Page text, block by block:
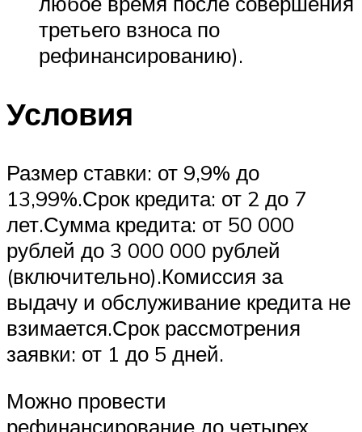
третьего взноса по
рефинансированию).
Условия
Размер ставки: от 9,9% до
13,99%.Срок кредита: от 2 до 7
лет.Сумма кредита: от 50 000
рублей до 3 000 000 рублей
(включительно).Комиссия за
выдачу и обслуживание кредита не
взимается.Срок рассмотрения
заявки: от 1 до 5 дней.
Можно провести
рефинансирование до четырех